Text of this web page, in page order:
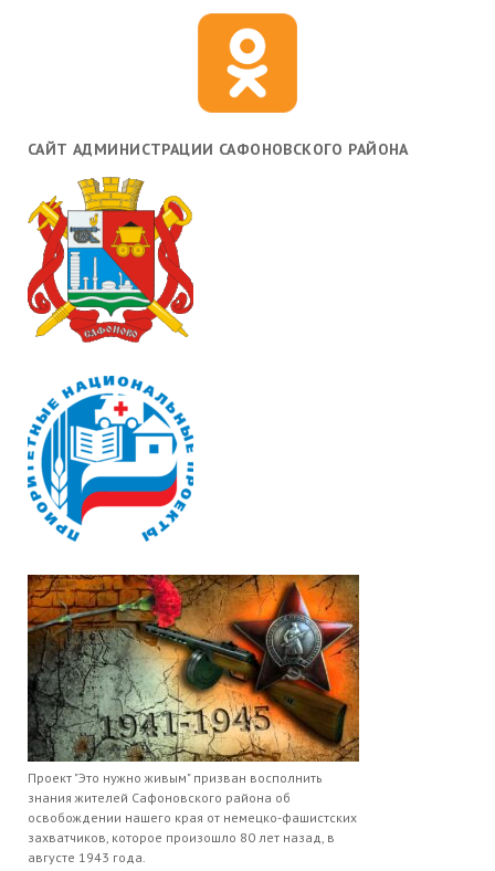
САЙТ АДМИНИСТРАЦИИ САФОНОВСКОГО РАЙОНА
Проект "Это нужно живым" призван восполнить
знания жителей Сафоновского района об
освобождении нашего края от немецко-фашистских
захватчиков, которое произошло 80 лет назад, в
августе 1943 года.